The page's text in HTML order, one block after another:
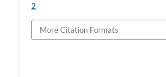
2
More Citation Formats